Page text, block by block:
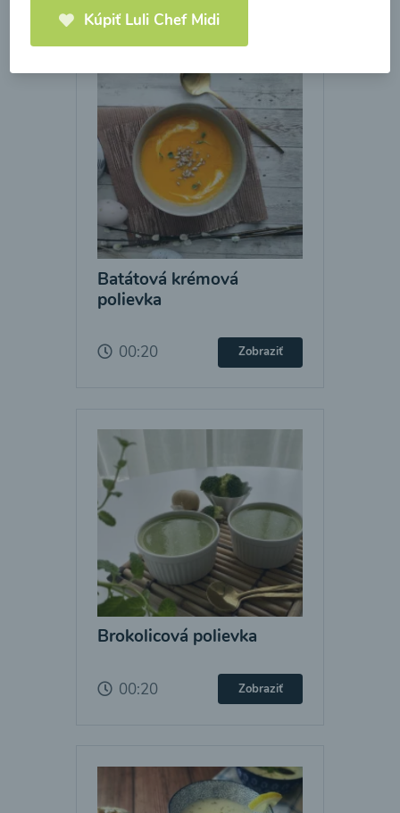
Polievky mixované
Batátová krémová
polievka
00:20 Zobraziť
Brokolicová polievka
00:20 Zobraziť
Kúpiť Luli Chef Midi